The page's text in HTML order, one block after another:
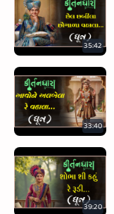
35:42
33:40
39:20